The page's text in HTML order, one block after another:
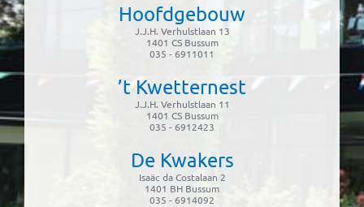
Hoofdgebouw
J.J.H. Verhulstlaan 13
1401 CS Bussum
035 - 6911011
’t Kwetternest
J.J.H. Verhulstlaan 11
1401 CS Bussum
035 - 6912423
De Kwakers
Isaäc da Costalaan 2
1401 BH Bussum
035 - 6914092